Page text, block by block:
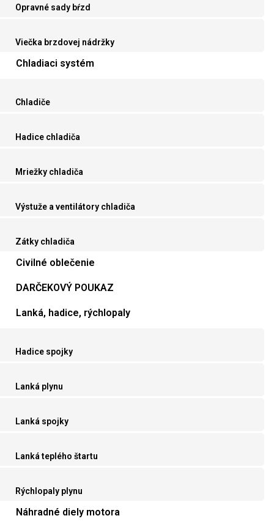
Opravné sady bŕzd
Viečka brzdovej nádržky
Chladiaci systém
Chladiče
Hadice chladiča
Mriežky chladiča
Výstuže a ventilátory chladiča
Zátky chladiča
Civilné oblečenie
DARČEKOVÝ POUKAZ
Lanká, hadice, rýchlopaly
Hadice spojky
Lanká plynu
Lanká spojky
Lanká teplého štartu
Rýchlopaly plynu
Náhradné diely motora